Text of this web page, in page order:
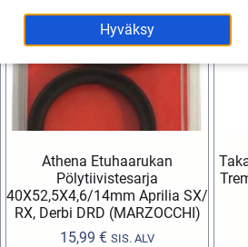
Athena Etuhaarukan
Pölytiivistesarja
40X52,5X4,6/14mm Aprilia SX/
RX, Derbi DRD (MARZOCCHI)
15,99 € SIS. ALV
Hyväksy